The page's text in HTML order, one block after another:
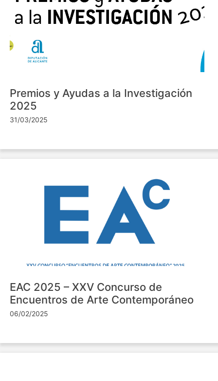
Premios y Ayudas a la Investigación
2025
31/03/2025
EAC 2025 – XXV Concurso de
Encuentros de Arte Contemporáneo
06/02/2025